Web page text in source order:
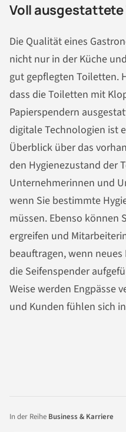
Voll
Die Qualität eines
nicht nur in der Küche
gut gepflegten Toiletten.
dass die Toiletten mit
Papierspendern
digitale Technologien ist
Überblick über das
den Hygienezustand der
Unternehmerinnen und
wenn Sie bestimmte
müssen. Ebenso können
ergreifen und
beauftragen, wenn
die Seifenspender
Weise werden Engpässe
und Kunden fühlen sich
In der Reihe Business & Karriere